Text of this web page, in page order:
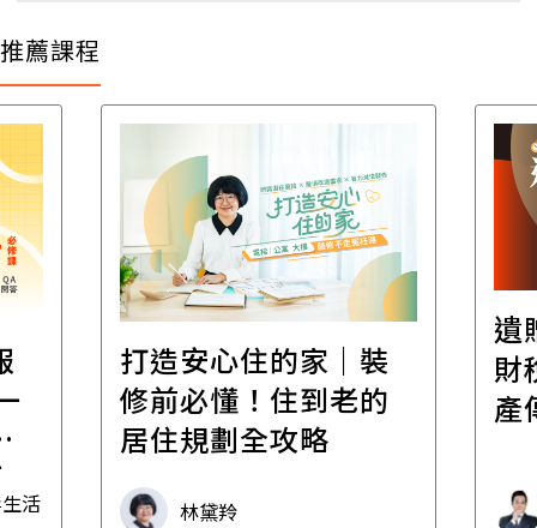
推薦課程
活
打造安心住的家｜裝
修前必懂！住到老的
居住規劃全攻略
林黛羚
遺
財
產